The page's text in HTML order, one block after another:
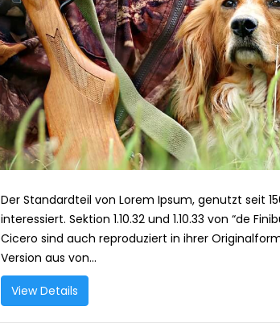
Der Standardteil von Lorem Ipsum, genutzt seit
interessiert. Sektion 1.10.32 und 1.10.33 von “de
Cicero sind auch reproduziert in ihrer
Version aus von...
View Details